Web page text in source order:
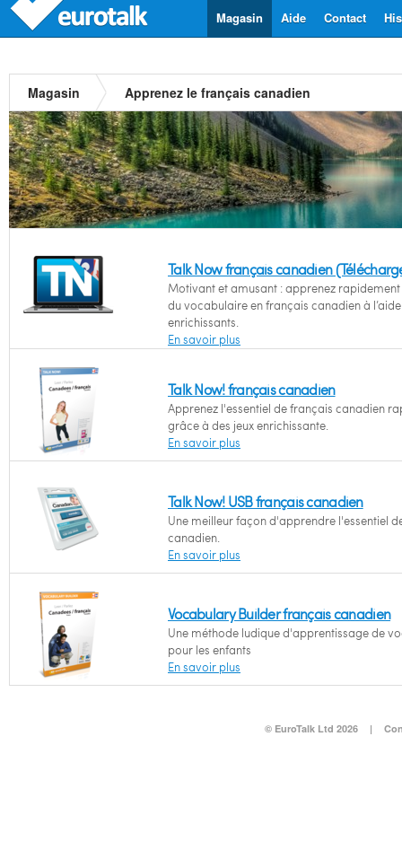
Contact
Aide
Magasin
Magasin Apprenez le français canadien
Talk Now français canadien
Motivant et amusant : apprenez rapidement
du vocabulaire en français canadien à
enrichissants.
En savoir plus
Talk Now! français canadien
Apprenez l'essentiel de français canadien
grâce à des jeux enrichissante.
En savoir plus
Talk Now! USB français canadien
Une meilleur façon d'apprendre l'essentiel
canadien.
En savoir plus
Vocabulary Builder français canadien
Une méthode ludique d'apprentissage de
pour les enfants
En savoir plus
© EuroTalk Ltd 2026 |